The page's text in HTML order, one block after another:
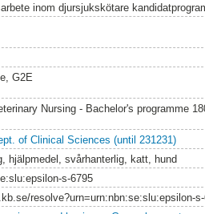
inom djursjukskötare
G2E
Nursing - Bachelor's programme
of Clinical Sciences (until 231231)
hjälpmedel, svårhanterlig, katt, hund
s-6795
resolve?urn=urn:nbn:se:slu:epsilon-